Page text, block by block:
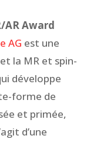
AR Award
AG est une
la MR et spin-
développe
forme de
et primée,
d’une